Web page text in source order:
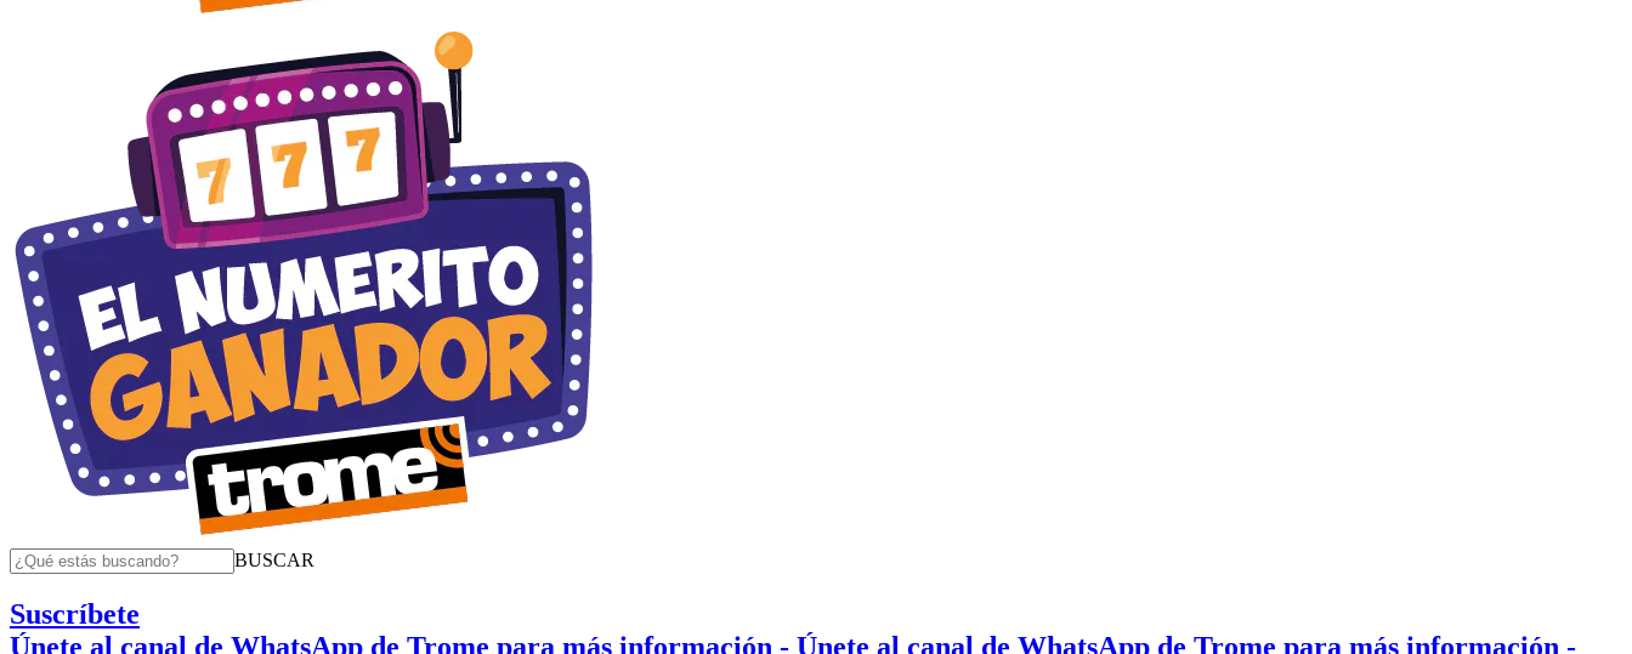
BUSCAR
Suscríbete
Únete al canal de WhatsApp de Trome para más información - Únete al canal de WhatsApp de Trome para más información -